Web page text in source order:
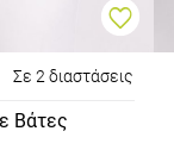
Σε 2 διαστάσεις
Βάτες